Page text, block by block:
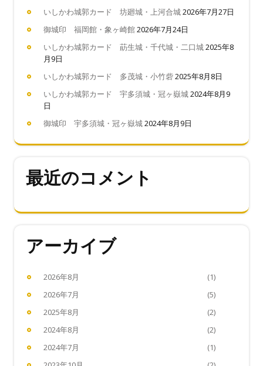
いしかわ城郭カード 坊廻城・上河合城2026年7月27日
御城印 福岡館・象ヶ崎館2026年7月24日
いしかわ城郭カード 莇生城・千代城・二口城2025年8
月9日
いしかわ城郭カード 多茂城・小竹砦2025年8月8日
いしかわ城郭カード 宇多須城・冠ヶ嶽城2024年8月9
日
御城印 宇多須城・冠ヶ嶽城2024年8月9日
最近のコメント
アーカイブ
2026年8月
(1)
2026年7月
(5)
2025年8月
(2)
2024年8月
(2)
2024年7月
(1)